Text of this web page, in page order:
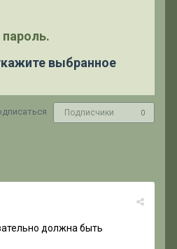
выбранное
Подписчики 0
должна быть